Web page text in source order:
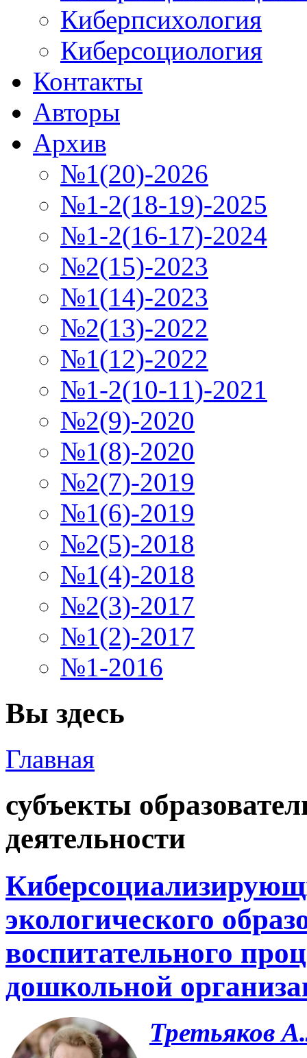
Киберпсихология
Киберсоциология
Контакты
Авторы
Архив
№1(20)-2026
№1-2(18-19)-2025
№1-2(16-17)-2024
№2(15)-2023
№1(14)-2023
№2(13)-2022
№1(12)-2022
№1-2(10-11)-2021
№2(9)-2020
№1(8)-2020
№2(7)-2019
№1(6)-2019
№2(5)-2018
№1(4)-2018
№2(3)-2017
№1(2)-2017
№1-2016
Вы здесь
Главная
субъекты
деятельности
экологического
воспитательного
дошкольной
Третьяков